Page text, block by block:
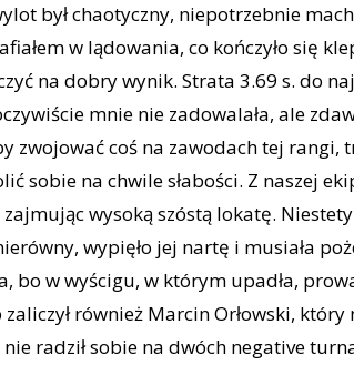
był chaotyczny, niepotrzebnie
w lądowania, co kończyło się
na dobry wynik. Strata 3.69 s. do
mnie nie zadowalała, ale
zwojować coś na zawodach tej
sobie na chwile słabości. Z naszej
zajmując wysoką szóstą lokatę.
wypięło jej nartę i musiała
bo w wyścigu, w którym upadła,
również Marcin Orłowski, który
radził sobie na dwóch negative